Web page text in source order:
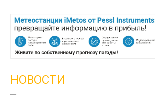
НОВОСТИ